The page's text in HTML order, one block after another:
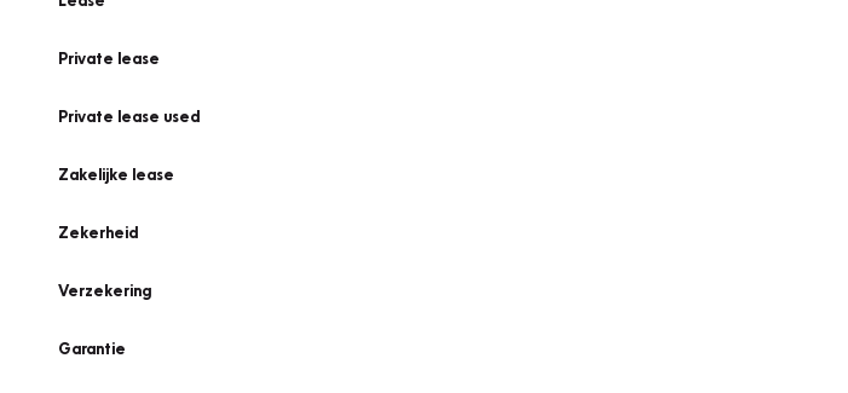
Private lease
Private lease used
Zakelijke lease
Zekerheid
Verzekering
Garantie